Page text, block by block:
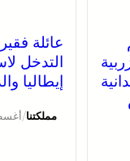
عائلة
التدخل
إيطاليا
مملكتنا/أغسطس